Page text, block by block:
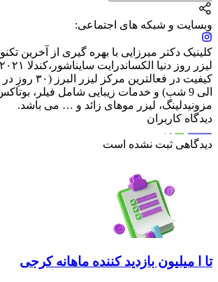
وبسایت و شبکه های اجتماعی:
کلینیک دکتر میرزایی با بهره گیری از آخرین
الی 9 شب) و خدمات زیبایی شامل فیلر،
مزونیدلینگ، لیزر موهای زائد و … می باشد.
دیدگاه کاربران
دیدگاهی ثبت نشده است
تا ا میلیون بازدید کننده ماهانه کرجی